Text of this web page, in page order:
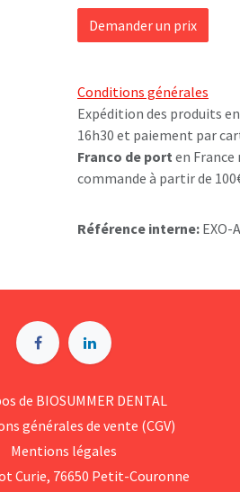
Demander un prix
Conditions générales
Expédition des produits
16h30 et paiement par
Franco de port en
commande à partir de
Référence interne: EXO-
de BIOSUMMER DENTAL
générales d​e vente (CGV)
Mentions légales
Curie, 76650 Petit-Couronne